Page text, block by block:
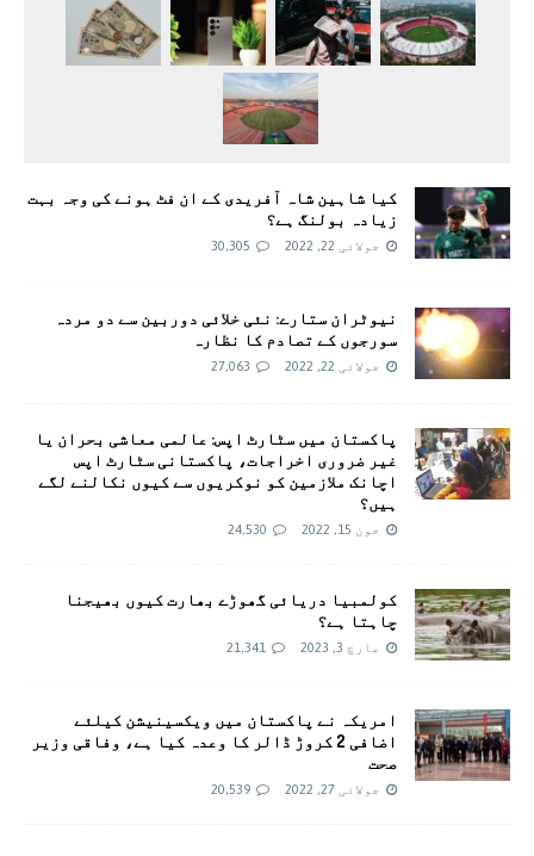
کیا شاہین شاہ آفریدی کے ان فٹ ہونے کی وجہ بہت
زیادہ بولنگ ہے؟
جولائی 22, 2022 30,305
نیوٹران ستارے: نئی خلائی دوربین سے دو مردہ
سورجوں کے تصادم کا نظارہ
جولائی 22, 2022 27,063
پاکستان میں سٹارٹ اپس: عالمی معاشی بحران یا
غیر ضروری اخراجات، پاکستانی سٹارٹ اپس
اچانک ملازمین کو نوکریوں سے کیوں نکالنے لگے
ہیں؟
جون 15, 2022 24,530
کولمبیا دریائی گھوڑے بھارت کیوں بھیجنا
چاہتا ہے؟
مارچ 3, 2023 21,341
امريکہ نے پاکستان میں ویکسینیشن کیلئے
اضافی 2 کروڑ ڈالر کا وعدہ کیا ہے، وفاقی وزیر
صحت
جولائی 27, 2022 20,539